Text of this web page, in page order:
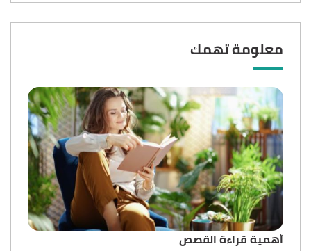
معلومة تهمك
أهمية قراءة القصص